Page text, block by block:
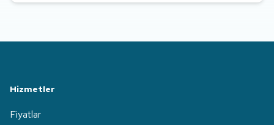
Hizmetler
Fiyatlar